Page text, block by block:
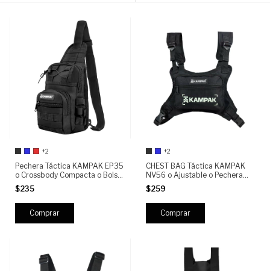
+2
Pechera Táctica KAMPAK EP35
o Crossbody Compacta o Bolso
Sling Antirrobo o Resistente
600D o Ideal Para Viaje,
Urbano y EDC
$235
Comprar
+2
CHEST BAG Táctica KAMPAK
NV56 o Ajustable o Pechera
Crossbody Unisex o Ideal para
Moto, EDC, Senderismo y Uso
Diario
$259
Comprar